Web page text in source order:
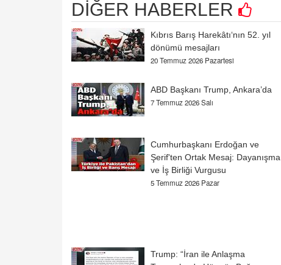
DİĞER HABERLER
Kıbrıs Barış Harekâtı‘nın 52. yıl
dönümü mesajları
20 Temmuz 2026 Pazartesi
ABD Başkanı Trump, Ankara’da
7 Temmuz 2026 Salı
Cumhurbaşkanı Erdoğan ve
Şerif'ten Ortak Mesaj: Dayanışma
ve İş Birliği Vurgusu
5 Temmuz 2026 Pazar
Trump: “İran ile Anlaşma